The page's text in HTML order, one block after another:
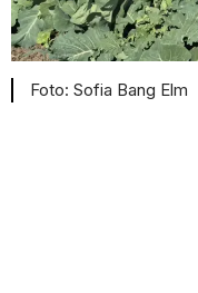
Sofia Bang Elm